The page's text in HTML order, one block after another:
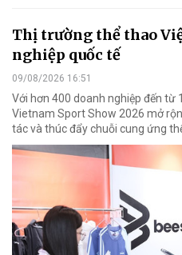
Thị trường thể thao
nghiệp quốc tế
09/08/2026 16:51
Với hơn 400 doanh nghiệp đến từ
Vietnam Sport Show 2026 mở
tác và thúc đẩy chuỗi cung ứng